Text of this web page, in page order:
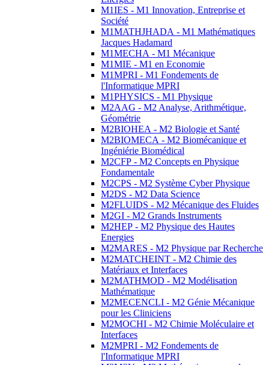
M1IES - M1 Innovation, Entreprise et
Société
M1MATHJHADA - M1 Mathématiques
Jacques Hadamard
M1MECHA - M1 Mécanique
M1MIE - M1 en Economie
M1MPRI - M1 Fondements de
l'Informatique MPRI
M1PHYSICS - M1 Physique
M2AAG - M2 Analyse, Arithmétique,
Géométrie
M2BIOHEA - M2 Biologie et Santé
M2BIOMECA - M2 Biomécanique et
Ingéniérie Biomédical
M2CFP - M2 Concepts en Physique
Fondamentale
M2CPS - M2 Système Cyber Physique
M2DS - M2 Data Science
M2FLUIDS - M2 Mécanique des Fluides
M2GI - M2 Grands Instruments
M2HEP - M2 Physique des Hautes
Energies
M2MARES - M2 Physique par Recherche
M2MATCHEINT - M2 Chimie des
Matériaux et Interfaces
M2MATHMOD - M2 Modélisation
Mathématique
M2MECENCLI - M2 Génie Mécanique
pour les Cliniciens
M2MOCHI - M2 Chimie Moléculaire et
Interfaces
M2MPRI - M2 Fondements de
l'Informatique MPRI